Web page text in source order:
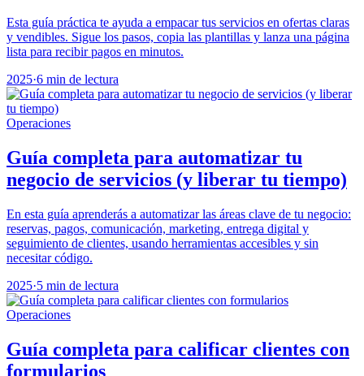
Esta guía práctica te ayuda a empacar tus servicios en ofertas claras
y vendibles. Sigue los pasos, copia las plantillas y lanza una página
lista para recibir pagos en minutos.
2025·6 min de lectura
Operaciones
Guía completa para automatizar tu
negocio de servicios (y liberar tu tiempo)
En esta guía aprenderás a automatizar las áreas clave de tu negocio:
reservas, pagos, comunicación, marketing, entrega digital y
seguimiento de clientes, usando herramientas accesibles y sin
necesitar código.
2025·5 min de lectura
Operaciones
Guía completa para calificar clientes con
formularios